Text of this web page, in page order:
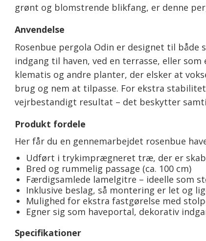
grønt og blomstrende blikfang, er denne
Anvendelse
Rosenbue pergola Odin er designet til
indgang til haven, ved en terrasse, eller
klematis og andre planter, der elsker at
brug og nem at tilpasse. For ekstra
vejrbestandigt resultat – det beskytter
Produkt fordele
Her får du en gennemarbejdet rosenbue
Udført i trykimprægneret træ, der er
Bred og rummelig passage (ca. 100 cm)
Færdigsamlede lamelgitre – ideelle som
Inklusive beslag, så montering er let og
Mulighed for ekstra fastgørelse med
Egner sig som haveportal, dekorativ
Specifikationer